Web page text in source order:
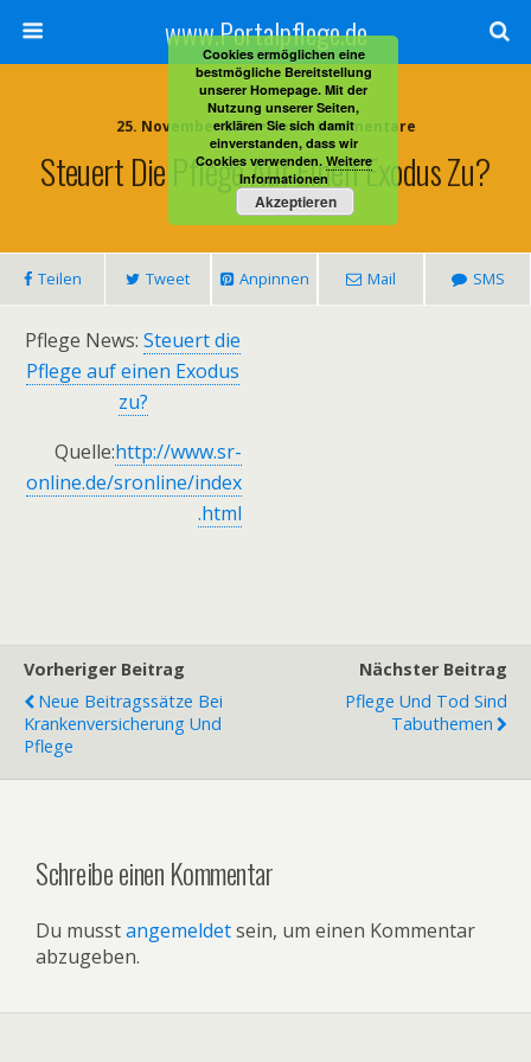
www.Portalpflege.de
25. November 2013 • Keine Kommentare
Steuert Die Pflege Auf Einen Exodus Zu?
Teilen Tweet Anpinnen Mail SMS
Pflege News: Steuert die
Pflege auf einen Exodus
zu?
Quelle:http://www.sr-
online.de/sronline/index
.html
Vorheriger Beitrag
Neue Beitragssätze Bei
Krankenversicherung Und
Pflege
Nächster Beitrag
Pflege Und Tod Sind
Tabuthemen
Schreibe einen Kommentar
Du musstangemeldetsein, um einen Kommentar
abzugeben.
Cookies ermöglichen eine
bestmögliche Bereitstellung
unserer Homepage. Mit der
Nutzung unserer Seiten,
erklären Sie sich damit
einverstanden, dass wir
Cookies verwenden. Weitere
Informationen
Akzeptieren